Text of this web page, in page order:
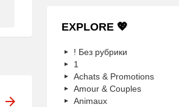
EXPLORE 💖
! Без рубрики
1
Achats & Promotions
Amour & Couples
Animaux